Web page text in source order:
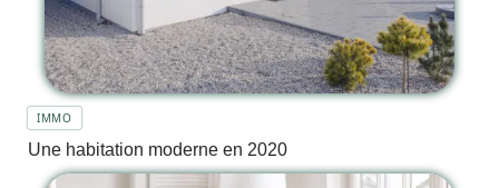
IMMO
Une habitation moderne en 2020